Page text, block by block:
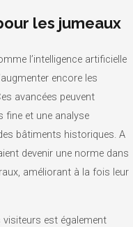
les jumeaux
l’intelligence artificielle
encore les
avancées peuvent
fine et une analyse
bâtiments historiques. A
devenir une norme dans
améliorant à la fois leur
visiteurs est également